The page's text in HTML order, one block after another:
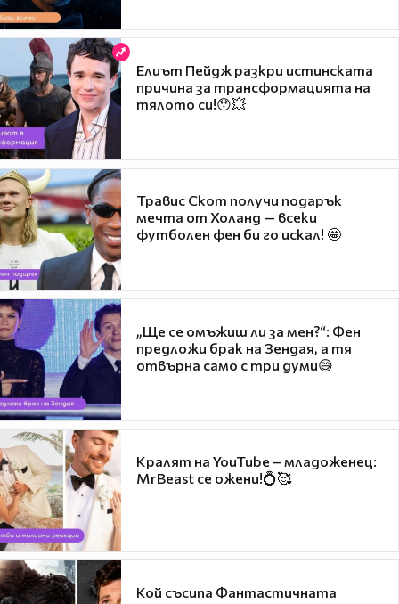
Елиът Пейдж разкри истинската
причина за трансформацията на
тялото си!😯💥
Травис Скот получи подарък
мечта от Холанд — всеки
футболен фен би го искал! 🤩
„Ще се омъжиш ли за мен?“: Фен
предложи брак на Зендая, а тя
отвърна само с три думи😅
Кралят на YouTube – младоженец:
MrBeast се ожени!💍🥰
Кой съсипа Фантастичната